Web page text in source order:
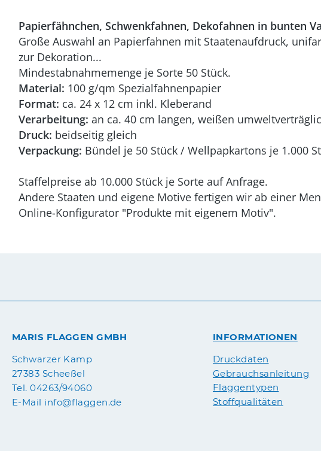
Papierfähnchen, Schwenkfahnen, Dekofahnen in bunten
Große Auswahl an Papierfahnen mit Staatenaufdruck,
zur Dekoration...
Mindestabnahmemenge je Sorte 50 Stück.
Material: 100 g/qm Spezialfahnenpapier
Format: ca. 24 x 12 cm inkl. Kleberand
Verarbeitung: an ca. 40 cm langen, weißen
Druck: beidseitig gleich
Verpackung: Bündel je 50 Stück / Wellpapkartons je 1.000
Staffelpreise ab 10.000 Stück je Sorte auf Anfrage.
Andere Staaten und eigene Motive fertigen wir ab einer
Online-Konfigurator "Produkte mit eigenem Motiv".
MARIS FLAGGEN GMBH
Schwarzer Kamp
27383 Scheeßel
Tel. 04263/94060
E-Mail info@flaggen.de
INFORMATIONEN
Druckdaten
Gebrauchsanleitung
Flaggentypen
Stoffqualitäten